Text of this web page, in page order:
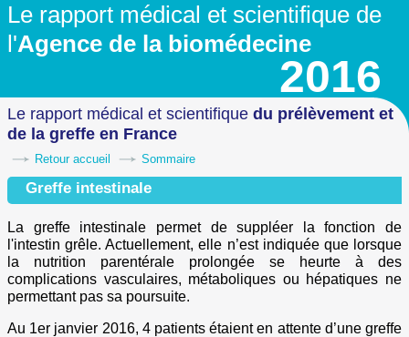
Le rapport médical et scientifique de
l'Agence de la biomédecine
2016
Le rapport médical et scientifiquedu prélèvement et
de la greffe en France
Retour accueil Sommaire
Greffe intestinale
La greffe intestinale permet de suppléer la fonction de
l'intestin grêle. Actuellement, elle n’est indiquée que lorsque
la nutrition parentérale prolongée se heurte à des
complications vasculaires, métaboliques ou hépatiques ne
permettant pas sa poursuite.
Au 1er janvier 2016, 4 patients étaient en attente d’une greffe